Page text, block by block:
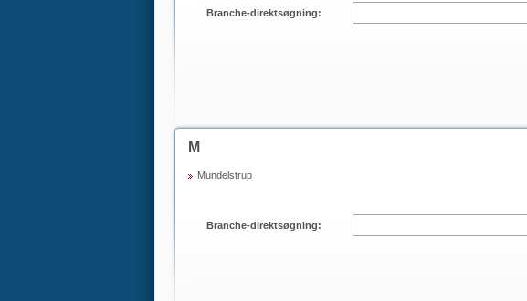
Branche-direktsøgning:
M
Mundelstrup
Branche-direktsøgning: